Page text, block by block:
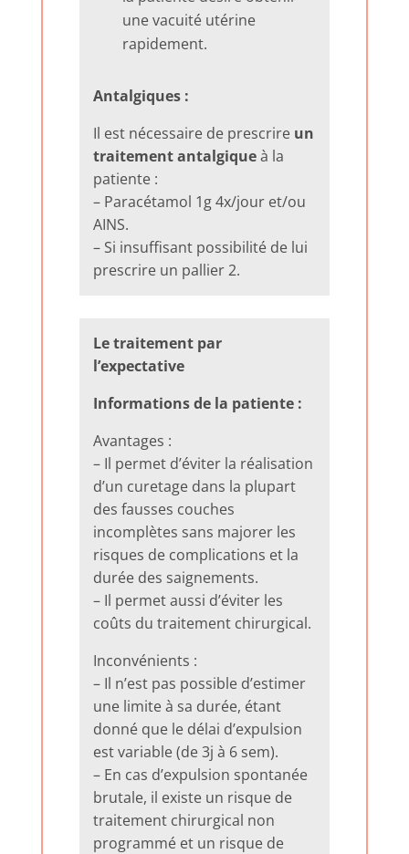
une vacuité utérine
rapidement.
Antalgiques :
Il est nécessaire de prescrire un
traitement antalgiqueà la
patiente :
– Paracétamol 1g 4x/jour et/ou
AINS.
– Si insuffisant possibilité de lui
prescrire un pallier 2.
Le traitement par
l’expectative
Informations de la patiente :
Avantages :
– Il permet d’éviter la réalisation
d’un curetage dans la plupart
des fausses couches
incomplètes sans majorer les
risques de complications et la
durée des saignements.
– Il permet aussi d’éviter les
coûts du traitement chirurgical.
Inconvénients :
– Il n’est pas possible d’estimer
une limite à sa durée, étant
donné que le délai d’expulsion
est variable (de 3j à 6 sem).
– En cas d’expulsion spontanée
brutale, il existe un risque de
traitement chirurgical non
programmé et un risque de